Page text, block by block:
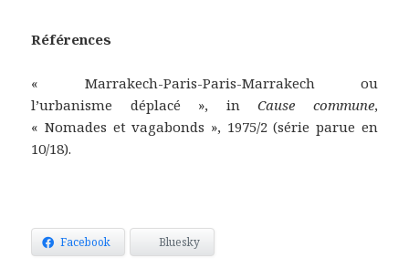
Références
« Marrakech-Paris-Paris-Marrakech ou
l’urbanisme déplacé », inCause commune,
« Nomades et vagabonds », 1975/2 (série parue en
10/18).
Facebook Bluesky